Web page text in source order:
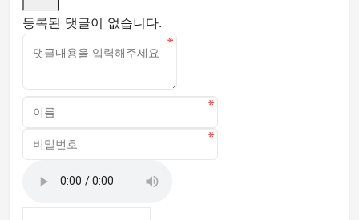
등록된 댓글이 없습니다.